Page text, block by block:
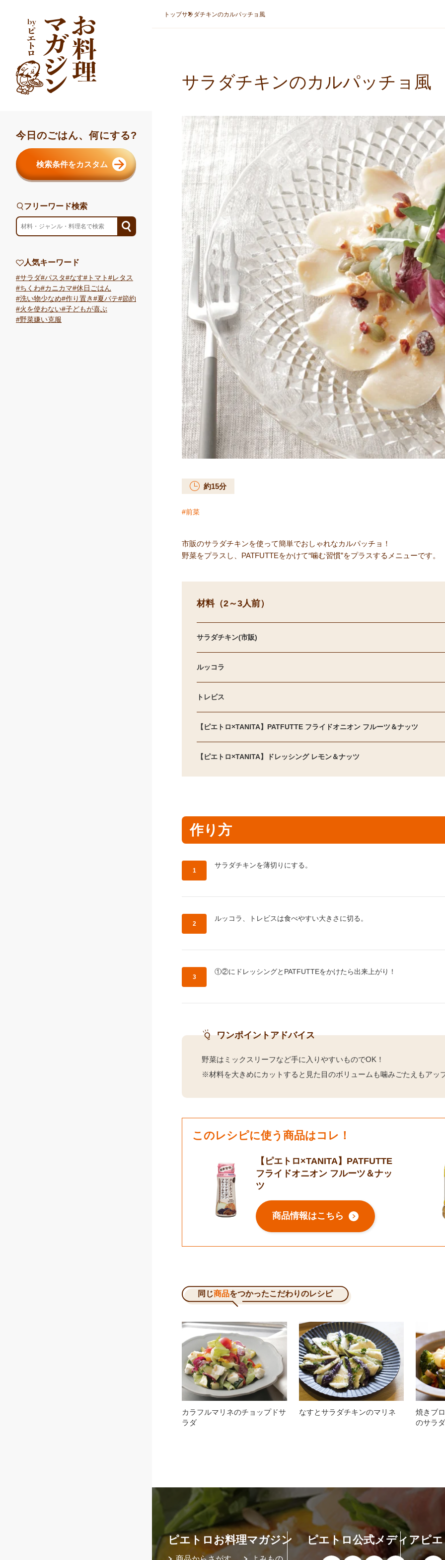
今日のごはん、何にする?
検索条件をカスタム
フリーワード検索
フリーワード検索
人気キーワード
サラダ パスタ なす トマト
レタス
ちくわ
カニカマ 休日ごはん
洗い物少なめ 作り置き 夏バテ 節約
火を使わない 子どもが喜ぶ
野菜嫌い克服
トップサラダチキンのカルパッチョ風
サラダチキンのカルパッチョ風
約15分
前菜
市販のサラダチキンを使って簡単でおしゃれなカルパッチョ！
野菜をプラスし、PATFUTTEをかけて“噛む習慣”をプラスするメニューです。
材料（2～3人前）
サラダチキン(市販)
ルッコラ
トレビス
【ピエトロ×TANITA】PATFUTTE フライドオニオン フルーツ＆ナッツ
【ピエトロ×TANITA】ドレッシング レモン＆ナッツ
作り方
作り方1：
サラダチキンを薄切りにする。
作り方2：
ルッコラ、トレビスは食べやすい大きさに切る。
作り方3：
①②にドレッシングとPATFUTTEをかけたら出来上がり！
ワンポイントアドバイス
野菜はミックスリーフなど手に入りやすいものでOK！
※材料を大きめにカットすると見た目のボリュームも噛みごたえもアッ
このレシピに使う商品はコレ！
【ピエトロ×TANITA】PATFUTTE
フライドオニオン フルーツ＆ナッ
ツ
商品情報はこちら
同じ商品をつかったこだわりのレシピ
カラフルマリネのチョップドサ
ラダ
なすとサラダチキンのマリネ
焼きブ
のサラダ
ピエトロお料理マガジン ピエトロ公式メディアピ